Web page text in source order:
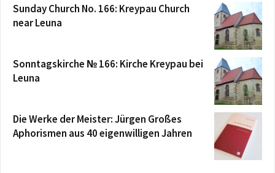
Sunday Church No. 166: Kreypau Church
near Leuna
Sonntagskirche № 166: Kirche Kreypau bei
Leuna
Die Werke der Meister: Jürgen Großes
Aphorismen aus 40 eigenwilligen Jahren